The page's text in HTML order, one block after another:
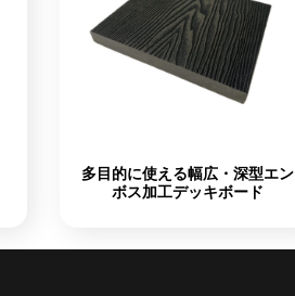
多目的に使える幅広・深型エン
ボス加工デッキボード